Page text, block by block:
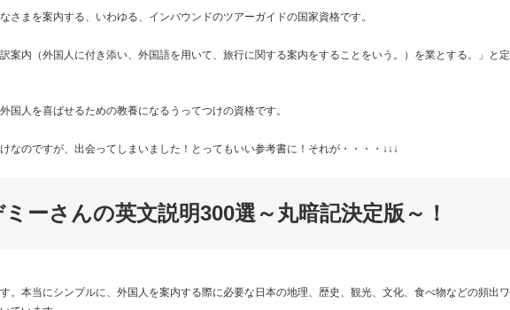
さまを案内する、いわゆる、インバウンドのツアーガイドの国家資格です。
案内（外国人に付き添い、外国語を用いて、旅行に関する案内をすることをいう。）を業とする。」と定
国人を喜ばせるための教養になるうってつけの資格です。
なのですが、出会ってしまいました！とってもいい参考書に！それが・・・・↓↓↓
ーさんの英文説明300選～丸暗記決定版～！
。本当にシンプルに、外国人を案内する際に必要な日本の地理、歴史、観光、文化、食べ物などの頻出ワ